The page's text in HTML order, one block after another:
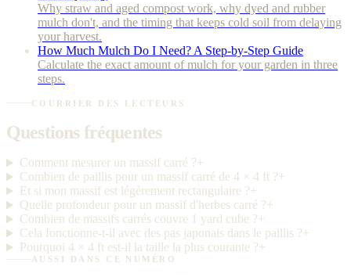
Why straw and aged compost work, why dyed and rubber
mulch don't, and the timing that keeps cold soil from delaying
your harvest.
How Much Mulch Do I Need? A Step-by-Step Guide
Calculate the exact amount of mulch for your garden in three
steps.
COURRIER DES LECTEURS
Questions fréquentes
Comment mesurer un massif carré ?+
Combien de paillis pour un massif carré de 4 × 4 ft ?+
Et si mon massif est légèrement rectangulaire ?+
Quelle profondeur pour un massif d'herbes carré ?+
Combien de massifs carrés couvre 1 yard cube ?+
Cela fonctionne-t-il avec des pas japonais dans le paillis ?+
Pourquoi 4 × 4 ft est-il la taille la plus courante ?+
AUSSI DANS CE NUMÉRO